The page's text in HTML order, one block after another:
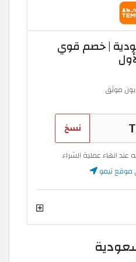
| خصم قوي
موثق
نسخ
انهاء عملية الشراء
موقع تيمو